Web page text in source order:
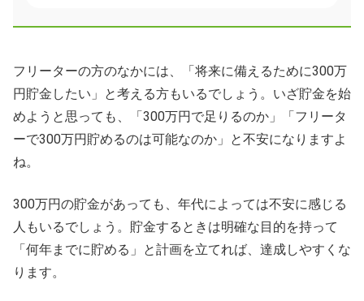
フリーターの方のなかには、「将来に備えるために300万
円貯金したい」と考える方もいるでしょう。いざ貯金を始
めようと思っても、「300万円で足りるのか」「フリータ
ーで300万円貯めるのは可能なのか」と不安になりますよ
ね。
300万円の貯金があっても、年代によっては不安に感じる
人もいるでしょう。貯金するときは明確な目的を持って
「何年までに貯める」と計画を立てれば、達成しやすくな
ります。